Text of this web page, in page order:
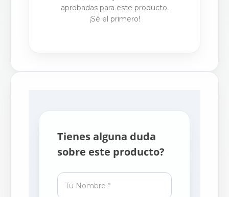
aprobadas para este producto.
¡Sé el primero!
Tienes alguna duda
sobre este producto?